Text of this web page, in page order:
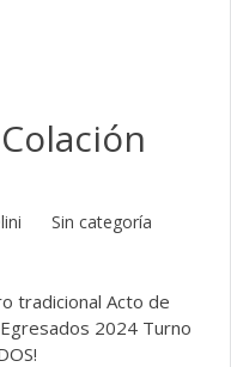
Sin categoría
tradicional Acto de
2024 Turno